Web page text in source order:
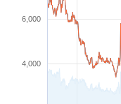
4,000
6,000